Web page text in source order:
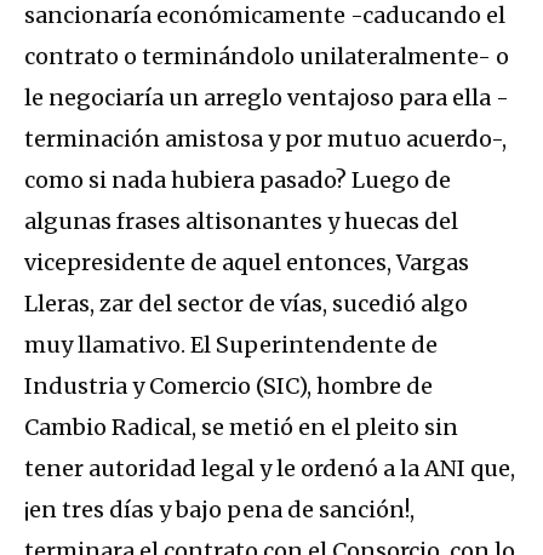
sancionaría económicamente -caducando el
contrato o terminándolo unilateralmente- o
le negociaría un arreglo ventajoso para ella -
terminación amistosa y por mutuo acuerdo-,
como si nada hubiera pasado? Luego de
algunas frases altisonantes y huecas del
vicepresidente de aquel entonces, Vargas
Lleras, zar del sector de vías, sucedió algo
muy llamativo. El Superintendente de
Industria y Comercio (SIC), hombre de
Cambio Radical, se metió en el pleito sin
tener autoridad legal y le ordenó a la ANI que,
¡en tres días y bajo pena de sanción!,